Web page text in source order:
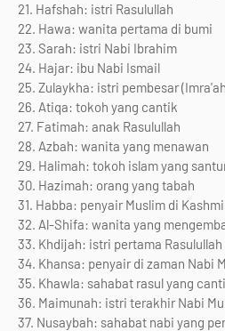
21. Hafshah: istri Rasulullah
22. Hawa: wanita pertama di bumi
23. Sarah: istri Nabi Ibrahim
24. Hajar: ibu Nabi Ismail
25. Zulaykha: istri pembesar
26. Atiqa: tokoh yang cantik
27. Fatimah: anak Rasulullah
28. Azbah: wanita yang menawan
29. Halimah: tokoh islam yang
30. Hazimah: orang yang tabah
31. Habba: penyair Muslim di
32. Al-Shifa: wanita yang
33. Khdijah: istri pertama Rasulullah
34. Khansa: penyair di zaman Nabi
35. Khawla: sahabat rasul yang
36. Maimunah: istri terakhir Nabi
37. Nusaybah: sahabat nabi yang